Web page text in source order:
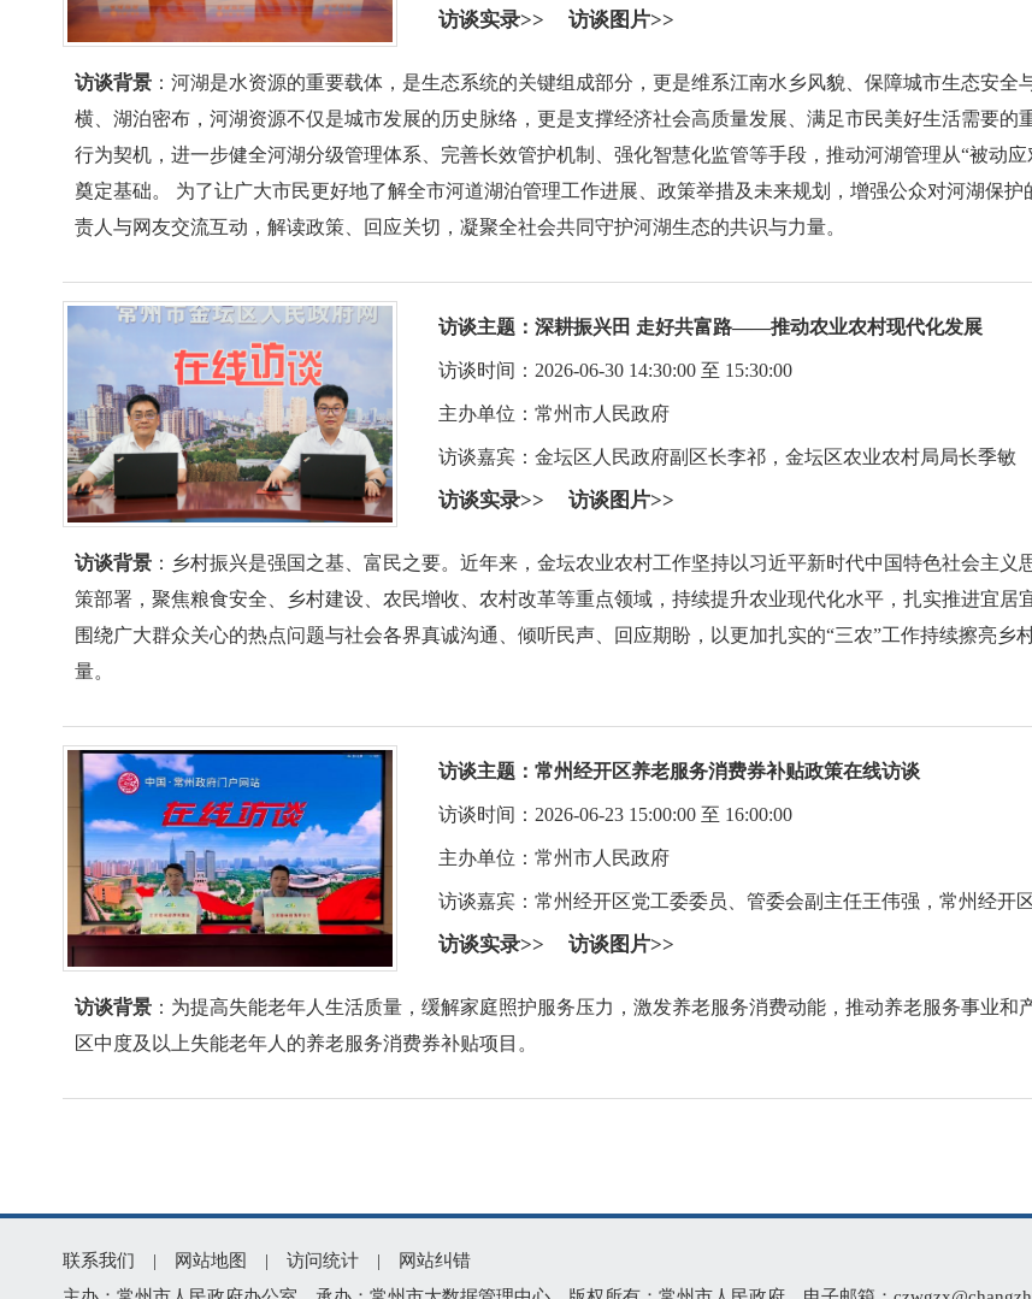
访谈实录>> 访谈图片>>
访谈背景 ：河湖是水资源的重要载体，是生态系统的关键组成部分，更是维系江南水乡风貌、保障城市生态安
横、湖泊密布，河湖资源不仅是城市发展的历史脉络，更是支撑经济社会高质量发展、满足市民美好生活需要
行为契机，进一步健全河湖分级管理体系、完善长效管护机制、强化智慧化监管等手段，推动河湖管理从“被动
奠定基础。 为了让广大市民更好地了解全市河道湖泊管理工作进展、政策举措及未来规划，增强公众对河湖保
责人与网友交流互动，解读政策、回应关切，凝聚全社会共同守护河湖生态的共识与力量。
访谈主题： 深耕振兴田 走好共富路——推动农业农村现代化发展
访谈时间：2026-06-30 14:30:00 至 15:30:00
主办单位：常州市人民政府
访谈嘉宾： 金坛区人民政府副区长李祁，金坛区农业农村局局长季敏
访谈实录>> 访谈图片>>
访谈背景 ：乡村振兴是强国之基、富民之要。近年来，金坛农业农村工作坚持以习近平新时代中国特色社会主
策部署，聚焦粮食安全、乡村建设、农民增收、农村改革等重点领域，持续提升农业现代化水平，扎实推进宜居
围绕广大群众关心的热点问题与社会各界真诚沟通、倾听民声、回应期盼，以更加扎实的“三农”工作持续擦亮
量。
访谈主题： 常州经开区养老服务消费券补贴政策在线访谈
访谈时间：2026-06-23 15:00:00 至 16:00:00
主办单位：常州市人民政府
访谈嘉宾： 常州经开区党工委委员、管委会副主任王伟强，常州经开
访谈实录>> 访谈图片>>
访谈背景 ：为提高失能老年人生活质量，缓解家庭照护服务压力，激发养老服务消费动能，推动养老服务事业
区中度及以上失能老年人的养老服务消费券补贴项目。
联系我们 | 网站地图 | 访问统计 |
网站纠错